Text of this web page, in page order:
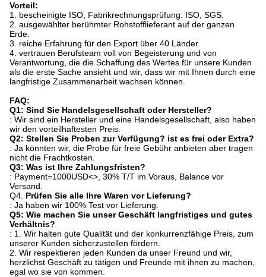
Vorteil:
1. bescheinigte ISO, Fabrikrechnungsprüfung: ISO, SGS.
2. ausgewählter berühmter Rohstofflieferant auf der ganzen
Erde.
3. reiche Erfahrung für den Export über 40 Länder.
4. vertrauen Berufsteam voll von Begeisterung und von
Verantwortung, die die Schaffung des Wertes für unsere Kunden
als die erste Sache ansieht und wir, dass wir mit Ihnen durch eine
langfristige Zusammenarbeit wachsen können.
FAQ:
Q1: Sind Sie Handelsgesellschaft oder Hersteller?
: Wir sind ein Hersteller und eine Handelsgesellschaft, also haben
wir den vorteilhaftesten Preis.
Q2: Stellen Sie Proben zur Verfügung? ist es frei oder Extra?
: Ja könnten wir, die Probe für freie Gebühr anbieten aber tragen
nicht die Frachtkosten.
Q3: Was ist Ihre Zahlungsfristen?
: Payment=1000USD<> , 30% T/T im Voraus, Balance vor
Versand.
Q4. Prüfen Sie alle Ihre Waren vor Lieferung?
: Ja haben wir 100% Test vor Lieferung.
Q5: Wie machen Sie unser Geschäft langfristiges und gutes
Verhältnis?
: 1. Wir halten gute Qualität und der konkurrenzfähige Preis, zum
unserer Kunden sicherzustellen fördern.
2. Wir respektieren jeden Kunden da unser Freund und wir,
herzlichst Geschäft zu tätigen und Freunde mit ihnen zu machen,
egal wo sie von kommen.